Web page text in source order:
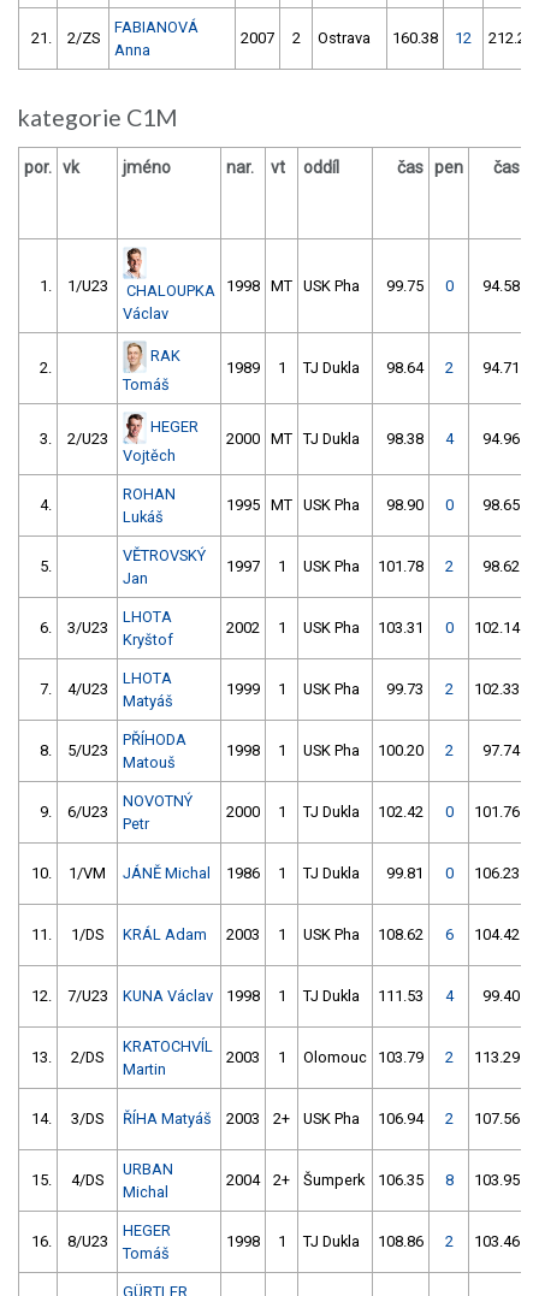
21. 2/ZS
FABIANOVÁ
Anna
2007 2 Ostrava 160.38 12 212.26
kategorie C1M
por. vk jméno nar. vt oddíl čas pen čas
1. 1/U23
CHALOUPKA
Václav
1998 MT USK Pha 99.75 0 94.58
2.
RAK
Tomáš
1989 1 TJ Dukla 98.64 2 94.71
3. 2/U23
HEGER
Vojtěch
2000 MT TJ Dukla 98.38 4 94.96
4.
ROHAN
Lukáš
1995 MT USK Pha 98.90 0 98.65
5.
VĚTROVSKÝ
Jan
1997 1 USK Pha 101.78 2 98.62
6. 3/U23
LHOTA
Kryštof
2002 1 USK Pha 103.31 0 102.14
7. 4/U23
LHOTA
Matyáš
1999 1 USK Pha 99.73 2 102.33
8. 5/U23
PŘÍHODA
Matouš
1998 1 USK Pha 100.20 2 97.74
9. 6/U23
NOVOTNÝ
Petr
2000 1 TJ Dukla 102.42 0 101.76
10. 1/VM JÁNĚ Michal 1986 1 TJ Dukla 99.81 0 106.23
11. 1/DS KRÁL Adam 2003 1 USK Pha 108.62 6 104.42
12. 7/U23 KUNA Václav 1998 1 TJ Dukla 111.53 4 99.40
13. 2/DS
KRATOCHVÍL
Martin
2003 1 Olomouc 103.79 2 113.29
14. 3/DS ŘÍHA Matyáš 2003 2+ USK Pha 106.94 2 107.56
15. 4/DS
URBAN
Michal
2004 2+ Šumperk 106.35 8 103.95
16. 8/U23
HEGER
Tomáš
1998 1 TJ Dukla 108.86 2 103.46
GÜRTLER